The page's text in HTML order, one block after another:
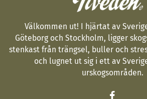
Välkommen ut! I hjärtat av
Göteborg och Stockholm, ligger
stenkast från trängsel, buller och
och lugnet ut sig i ett av
urskogsområden.